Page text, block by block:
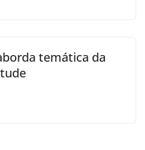
temática da